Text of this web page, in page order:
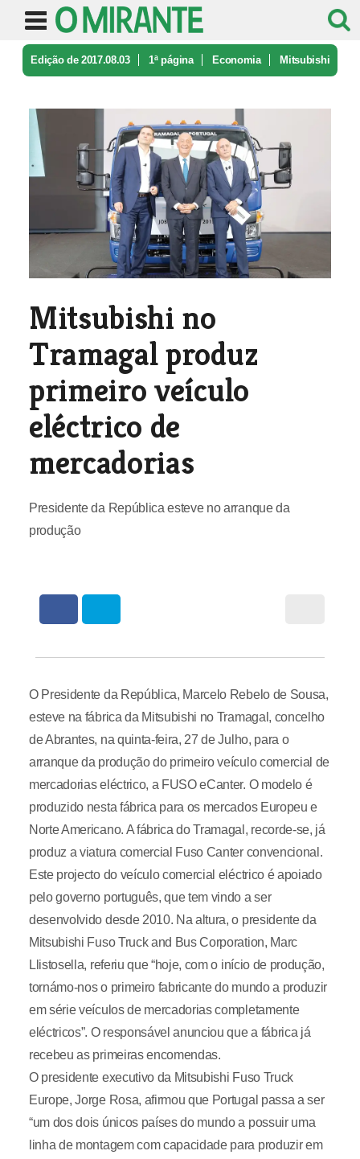
Edição de 2017.08.03 1ª página Economia Mitsubishi
Mitsubishi no
Tramagal produz
primeiro veículo
eléctrico de
mercadorias
Presidente da República esteve no arranque da
produção
O Presidente da República, Marcelo Rebelo de Sousa,
esteve na fábrica da Mitsubishi no Tramagal, concelho
de Abrantes, na quinta-feira, 27 de Julho, para o
arranque da produção do primeiro veículo comercial de
mercadorias eléctrico, a FUSO eCanter. O modelo é
produzido nesta fábrica para os mercados Europeu e
Norte Americano. A fábrica do Tramagal, recorde-se, já
produz a viatura comercial Fuso Canter convencional.
Este projecto do veículo comercial eléctrico é apoiado
pelo governo português, que tem vindo a ser
desenvolvido desde 2010. Na altura, o presidente da
Mitsubishi Fuso Truck and Bus Corporation, Marc
Llistosella, referiu que “hoje, com o início de produção,
tornámo-nos o primeiro fabricante do mundo a produzir
em série veículos de mercadorias completamente
eléctricos”. O responsável anunciou que a fábrica já
recebeu as primeiras encomendas.
O presidente executivo da Mitsubishi Fuso Truck
Europe, Jorge Rosa, afirmou que Portugal passa a ser
“um dos dois únicos países do mundo a possuir uma
linha de montagem com capacidade para produzir em